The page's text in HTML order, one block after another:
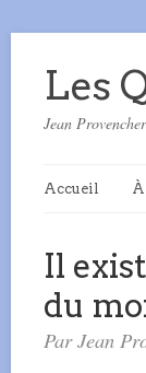
Les
Jean Provencher
Accueil
Il
du
Par Jean